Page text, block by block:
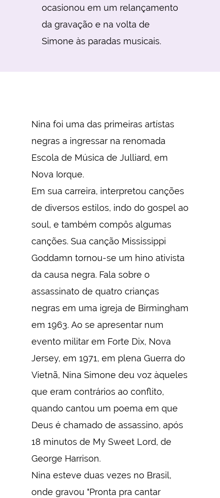
ocasionou em um relançamento
da gravação e na volta de
Simone às paradas musicais.
Nina foi uma das primeiras artístas
negras a ingressar na renomada
Escola de Música de Julliard, em
Nova Iorque.
Em sua carreira, interpretou canções
de diversos estilos, indo do gospel ao
soul, e também compôs algumas
canções. Sua canção Mississippi
Goddamn tornou-se um hino ativista
da causa negra. Fala sobre o
assassinato de quatro crianças
negras em uma igreja de Birmingham
em 1963. Ao se apresentar num
evento militar em Forte Dix, Nova
Jersey, em 1971, em plena Guerra do
Vietnã, Nina Simone deu voz àqueles
que eram contrários ao conflito,
quando cantou um poema em que
Deus é chamado de assassino, após
18 minutos de My Sweet Lord, de
George Harrison.
Nina esteve duas vezes no Brasil,
onde gravou "Pronta pra cantar